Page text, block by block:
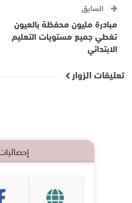
السابق
مبادرة مليون محفظة بالعيون
تغطي جميع مستويات التعليم
الابتدائي
تعليقات الزوار